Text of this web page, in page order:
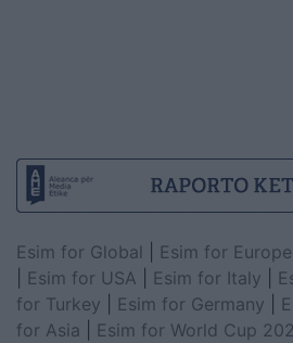
Esim for Global Esim for Europe
Esim for USA Esim for Italy
for Turkey
Esim for Germany
for Asia
Esim for World Cup